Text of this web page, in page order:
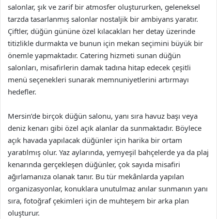
salonlar, şık ve zarif bir atmosfer oluştururken, geleneksel
tarzda tasarlanmış salonlar nostaljik bir ambiyans yaratır.
Çiftler, düğün gününe özel kılacakları her detay üzerinde
titizlikle durmakta ve bunun için mekan seçimini büyük bir
önemle yapmaktadır. Catering hizmeti sunan düğün
salonları, misafirlerin damak tadına hitap edecek çeşitli
menü seçenekleri sunarak memnuniyetlerini artırmayı
hedefler.
Mersin’de birçok düğün salonu, yanı sıra havuz başı veya
deniz kenarı gibi özel açık alanlar da sunmaktadır. Böylece
açık havada yapılacak düğünler için harika bir ortam
yaratılmış olur. Yaz aylarında, yemyeşil bahçelerde ya da plaj
kenarında gerçekleşen düğünler, çok sayıda misafiri
ağırlamanıza olanak tanır. Bu tür mekânlarda yapılan
organizasyonlar, konuklara unutulmaz anılar sunmanın yanı
sıra, fotoğraf çekimleri için de muhteşem bir arka plan
oluşturur.